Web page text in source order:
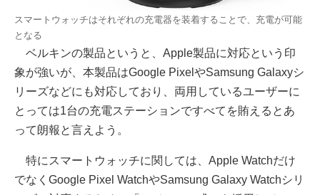
スマートウォッチはそれぞれの充電器を装着することで、充電が可能
となる
ベルキンの製品というと、Apple製品に対応という印
象が強いが、本製品はGoogle PixelやSamsung Galaxyシ
リーズなどにも対応しており、両用しているユーザーに
とっては1台の充電ステーションですべてを賄えるとあ
って朗報と言えよう。
特にスマートウォッチに関しては、Apple Watchだけ
でなくGoogle Pixel WatchやSamsung Galaxy Watchシリ